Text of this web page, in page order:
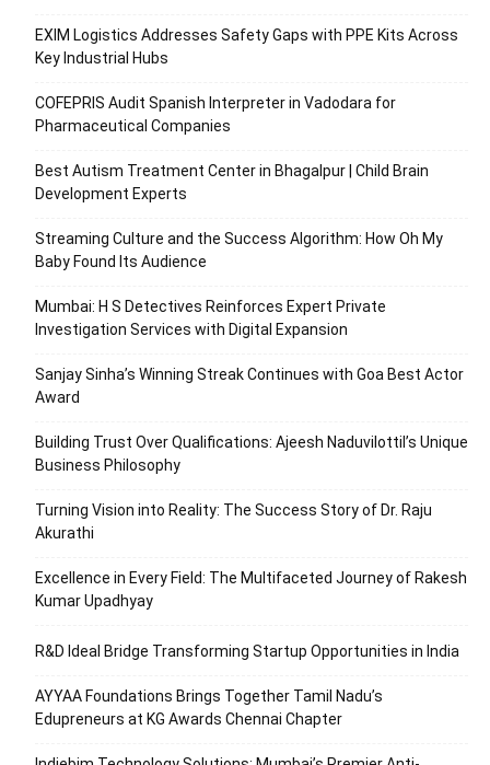
EXIM Logistics Addresses Safety Gaps with PPE Kits Across
Key Industrial Hubs
COFEPRIS Audit Spanish Interpreter in Vadodara for
Pharmaceutical Companies
Best Autism Treatment Center in Bhagalpur | Child Brain
Development Experts
Streaming Culture and the Success Algorithm: How Oh My
Baby Found Its Audience
Mumbai: H S Detectives Reinforces Expert Private
Investigation Services with Digital Expansion
Sanjay Sinha’s Winning Streak Continues with Goa Best Actor
Award
Building Trust Over Qualifications: Ajeesh Naduvilottil’s Unique
Business Philosophy
Turning Vision into Reality: The Success Story of Dr. Raju
Akurathi
Excellence in Every Field: The Multifaceted Journey of Rakesh
Kumar Upadhyay
R&D Ideal Bridge Transforming Startup Opportunities in India
AYYAA Foundations Brings Together Tamil Nadu’s
Edupreneurs at KG Awards Chennai Chapter